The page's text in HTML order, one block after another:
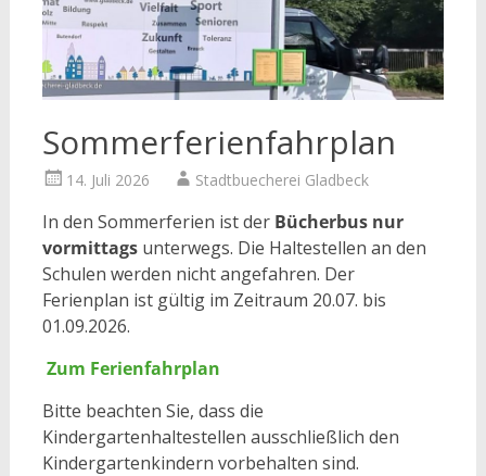
Sommerferienfahrplan
14. Juli 2026 Stadtbuecherei Gladbeck
In den Sommerferien ist der Bücherbus nur
vormittagsunterwegs. Die Haltestellen an den
Schulen werden nicht angefahren. Der
Ferienplan ist gültig im Zeitraum 20.07. bis
01.09.2026.
Zum Ferienfahrplan
Bitte beachten Sie, dass die
Kindergartenhaltestellen ausschließlich den
Kindergartenkindern vorbehalten sind.